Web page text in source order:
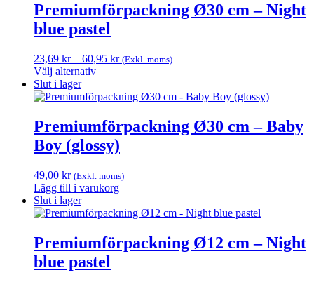
Premiumförpackning Ø30 cm – Night
blue pastel
23,69 kr – 60,95 krPrisintervall:
60,95 kr
(Exkl. moms)
Välj alternativ
Den
här
har
flera
varianter.
olika
alternativen
kan
väljas
på
produktsidan
Slut i lager
Premiumförpackning Ø30 cm – Baby
Boy (glossy)
49,00 kr (Exkl. moms)
Lägg till i varukorg
Slut i lager
Premiumförpackning Ø12 cm – Night
blue pastel